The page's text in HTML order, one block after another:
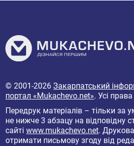
© 2001-2026Закарпатський
портал «Mukachevo.net». Усі
Передрук матеріалів – тільки за
не нижче 3 абзацу на відповідну
сайтіwww.mukachevo.net.
отримати письмову згоду від